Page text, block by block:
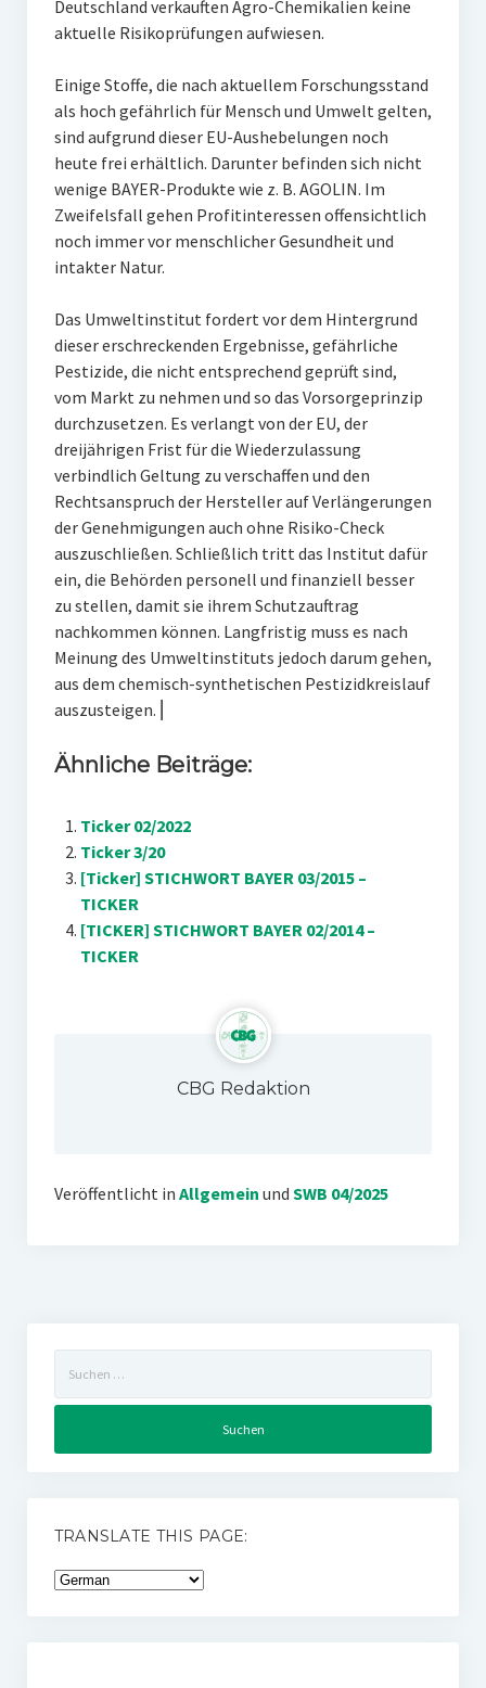
Deutschland verkauften Agro-Chemikalien keine
aktuelle Risikoprüfungen aufwiesen.
Einige Stoffe, die nach aktuellem Forschungsstand
als hoch gefährlich für Mensch und Umwelt gelten,
sind aufgrund dieser EU-Aushebelungen noch
heute frei erhältlich. Darunter befinden sich nicht
wenige BAYER-Produkte wie z. B. AGOLIN. Im
Zweifelsfall gehen Profitinteressen offensichtlich
noch immer vor menschlicher Gesundheit und
intakter Natur.
Das Umweltinstitut fordert vor dem Hintergrund
dieser erschreckenden Ergebnisse, gefährliche
Pestizide, die nicht entsprechend geprüft sind,
vom Markt zu nehmen und so das Vorsorgeprinzip
durchzusetzen. Es verlangt von der EU, der
dreijährigen Frist für die Wiederzulassung
verbindlich Geltung zu verschaffen und den
Rechtsanspruch der Hersteller auf Verlängerungen
der Genehmigungen auch ohne Risiko-Check
auszuschließen. Schließlich tritt das Institut dafür
ein, die Behörden personell und finanziell besser
zu stellen, damit sie ihrem Schutzauftrag
nachkommen können. Langfristig muss es nach
Meinung des Umweltinstituts jedoch darum gehen,
aus dem chemisch-synthetischen Pestizidkreislauf
auszusteigen. ⎜
Ähnliche Beiträge:
Ticker 02/2022
Ticker 3/20
[Ticker] STICHWORT BAYER 03/2015 –
TICKER
[TICKER] STICHWORT BAYER 02/2014 –
TICKER
CBG Redaktion
Veröffentlicht in Allgemein und SWB 04/2025
nach:
TRANSLATE THIS PAGE: